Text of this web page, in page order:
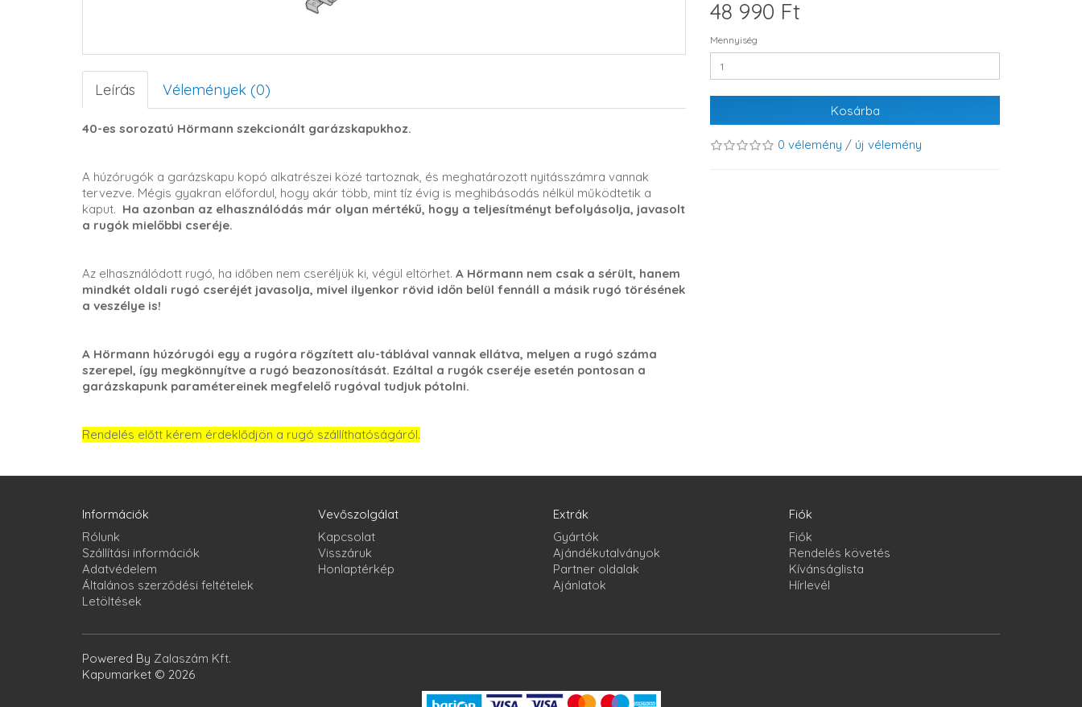
Leírás Vélemények (0)
40-es sorozatú Hörmann szekcionált garázskapukhoz.
A húzórugók a garázskapu kopó alkatrészei közé tartoznak, és meghatározott nyitásszámra vannak
tervezve. Mégis gyakran előfordul, hogy akár több, mint tíz évig is meghibásodás nélkül működtetik a
kaput. Ha azonban az elhasználódás már olyan mértékű, hogy a teljesítményt befolyásolja, javasolt
a rugók mielőbbi cseréje.
Az elhasználódott rugó, ha időben nem cseréljük ki, végül eltörhet. A Hörmann nem csak a sérült, hanem
mindkét oldali rugó cseréjét javasolja, mivel ilyenkor rövid időn belül fennáll a másik rugó törésének
a veszélye is!
A Hörmann húzórugói egy a rugóra rögzített alu-táblával vannak ellátva, melyen a rugó száma
szerepel, így megkönnyítve a rugó beazonosítását. Ezáltal a rugók cseréje esetén pontosan a
garázskapunk paramétereinek megfelelő rugóval tudjuk pótolni.
Rendelés előtt kérem érdeklődjön a rugó szállíthatóságáról.
48 990 Ft
Mennyiség
Kosárba
0 vélemény / új vélemény
Információk
Rólunk
Szállítási információk
Adatvédelem
Általános szerződési feltételek
Letöltések
Vevőszolgálat
Kapcsolat
Visszáruk
Honlaptérkép
Extrák
Gyártók
Ajándékutalványok
Partner oldalak
Ajánlatok
Fiók
Fiók
Rendelés követés
Kívánságlista
Hírlevél
Powered By Zalaszám Kft.
Kapumarket © 2026